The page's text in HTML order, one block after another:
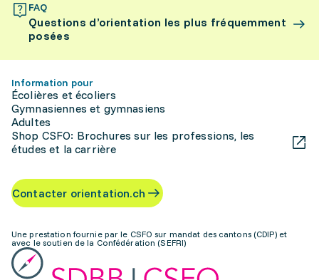
FAQ
Questions d’orientation les plus fréquemment
posées
Information pour
Écolières et écoliers
Gymnasiennes et gymnasiens
Adultes
Shop CSFO: Brochures sur les professions, les
études et la carrière
Contacter orientation.ch
Une prestation fournie par le CSFO sur mandat des cantons (CDIP) et
avec le soutien de la Confédération (SEFRI)